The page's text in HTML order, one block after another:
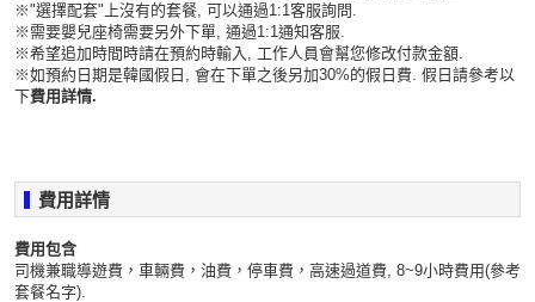
※​"選擇配套"上沒有的套餐, 可以通過1:1客服詢問.
※​需要嬰兒座椅需要另外下單, 通過1:1通知客服.
※​希望追加時間時請在預約時輸入, 工作人員會幫您修改付款金額.
※如預約日期是韓國假日, 會在下單之後另加30%的假日費. 假日請參考以
下費用詳情.
費用詳情
費用包含
司機兼職導遊費，車輛費，油費，停車費，高速過道費, 8~9小時費用(參考
套餐名字).